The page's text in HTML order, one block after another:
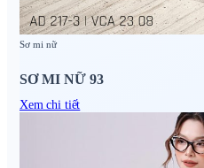
Sơ mi nữ
SƠ MI NỮ 93
Xem chi tiết